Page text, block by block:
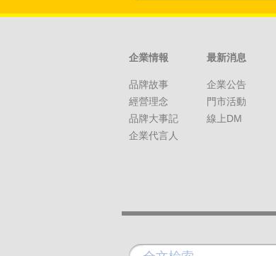
企業情報
品牌故事
經營理念
品牌大事記
企業代言人
最新消息
企業公告
門市活動
線上DM